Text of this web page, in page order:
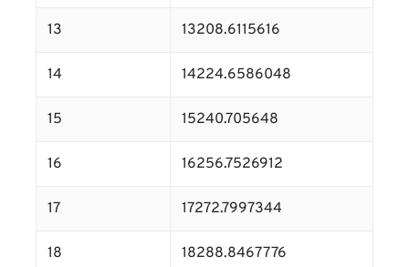
13 13208.6115616
14 14224.6586048
15 15240.705648
16 16256.7526912
17 17272.7997344
18 18288.8467776